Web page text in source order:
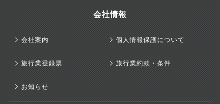
会社情報
会社案内 個人情報保護について
旅行業登録票 旅行業約款・条件
お知らせ